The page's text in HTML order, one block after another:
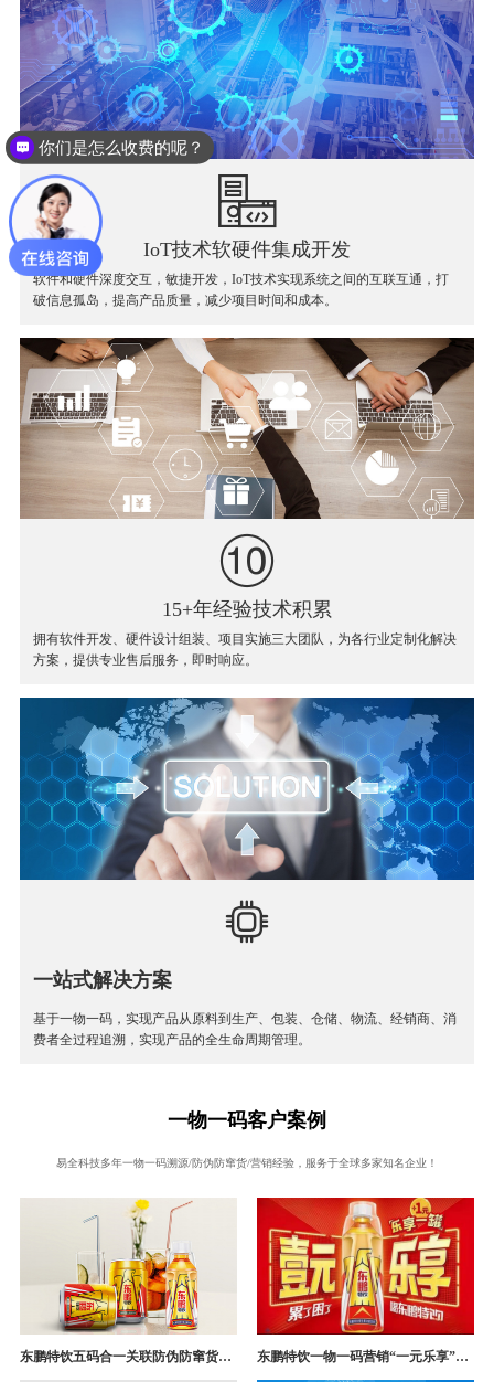
IoT技术软硬件集成开发
软件和硬件深度交互，敏捷开发，IoT技术实现系统之间的互联互通，打
破信息孤岛，提高产品质量，减少项目时间和成本。
15+年经验技术积累
拥有软件开发、硬件设计组装、项目实施三大团队，为各行业定制化解决
方案，提供专业售后服务，即时响应。
一站式解决方案
基于一物一码，实现产品从原料到生产、包装、仓储、物流、经销商、消
费者全过程追溯，实现产品的全生命周期管理。
一物一码客户案例
易全科技多年一物一码溯源/防伪防窜货/营销经验，服务于全球多家知名企业！
东鹏特饮五码合一关联防伪防窜货追溯系统成功案例 东鹏特饮一物一码营销“一元乐享”案例分析
你们是怎么收费的呢？